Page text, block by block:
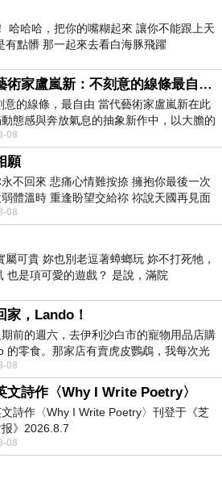
哈哈哈，把你的嘴糊起來 讓你不能跟上天
有點髒 那一起來去看白海豚飛躍
當代藝術家盧嵐新：不刻意的線條最自由，讓色彩流動、筆觸自己說話
意的線條，最自由 當代藝術家盧嵐新在此
態感與奔放氣息的抽象新作中，以大膽的
在白色畫布上揮灑、壓印與流淌
08
願
不回來 悲痛心情難按捺 擁抱你最後一次
體溫時 重逢盼望交給祢 祢說天國再見面
說別離 他日靈魂再
08
可貴 妳也別老逗著蟑螂玩 妳不打死牠，
也是項可愛的遊戲？ 是說，滿院
家，Lando！
前的週六，去伊利沙白市的寵物用品店購
的零食。那家店有賣虎皮鸚鵡，我每次光
看一下。他們偶爾會引進 C
08
文詩作〈Why I Write Poetry〉
詩作〈Why I Write Poetry〉刊登于《芝
》2026.8.7
08